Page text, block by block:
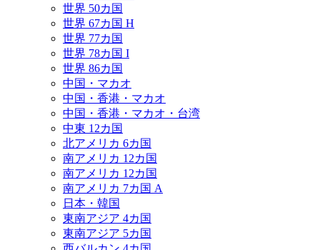
世界 50カ国
世界 67カ国 H
世界 77カ国
世界 78カ国 I
世界 86カ国
中国・マカオ
中国・香港・マカオ
中国・香港・マカオ・台湾
中東 12カ国
北アメリカ 6カ国
南アメリカ 12カ国
南アメリカ 12カ国
南アメリカ 7カ国 A
日本・韓国
東南アジア 4カ国
東南アジア 5カ国